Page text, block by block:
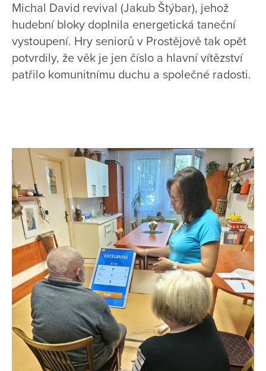
Michal David revival (Jakub Štýbar), jehož
hudební bloky doplnila energetická taneční
vystoupení. Hry seniorů v Prostějově tak opět
potvrdily, že věk je jen číslo a hlavní vítězství
patřilo komunitnímu duchu a společné radosti.